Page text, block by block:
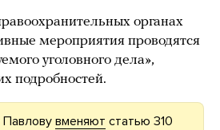
органах
мероприятия проводятся
уголовного дела»,
подробностей.
Павловувменяют статью 310